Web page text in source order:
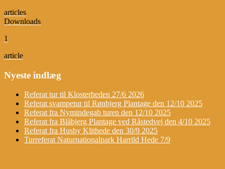
articles
Downloads
1
article
Nyeste indlæg
Referat tur til Klosterheden 27/6 2026
Referat svampetur til Rønbjerg Plantage den 12/10 2025
Referat fra Nymindegab turen den 12/10 2025
Referat fra Blåbjerg Plantage ved Råstedvej den 4/10 2025
Referat fra Husby Klithede den 30/9 2025
Turreferat Naturnationalpark Harrild Hede 7/9